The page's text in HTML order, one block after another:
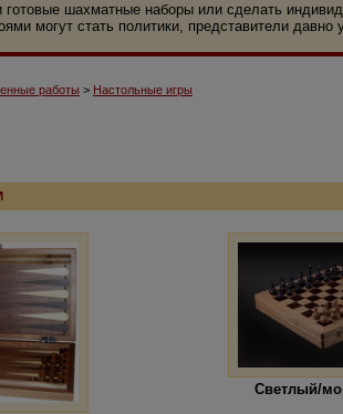
готовые шахматные наборы или сделать
могут стать политики, представители
работы > Настольные игры
Светлый/